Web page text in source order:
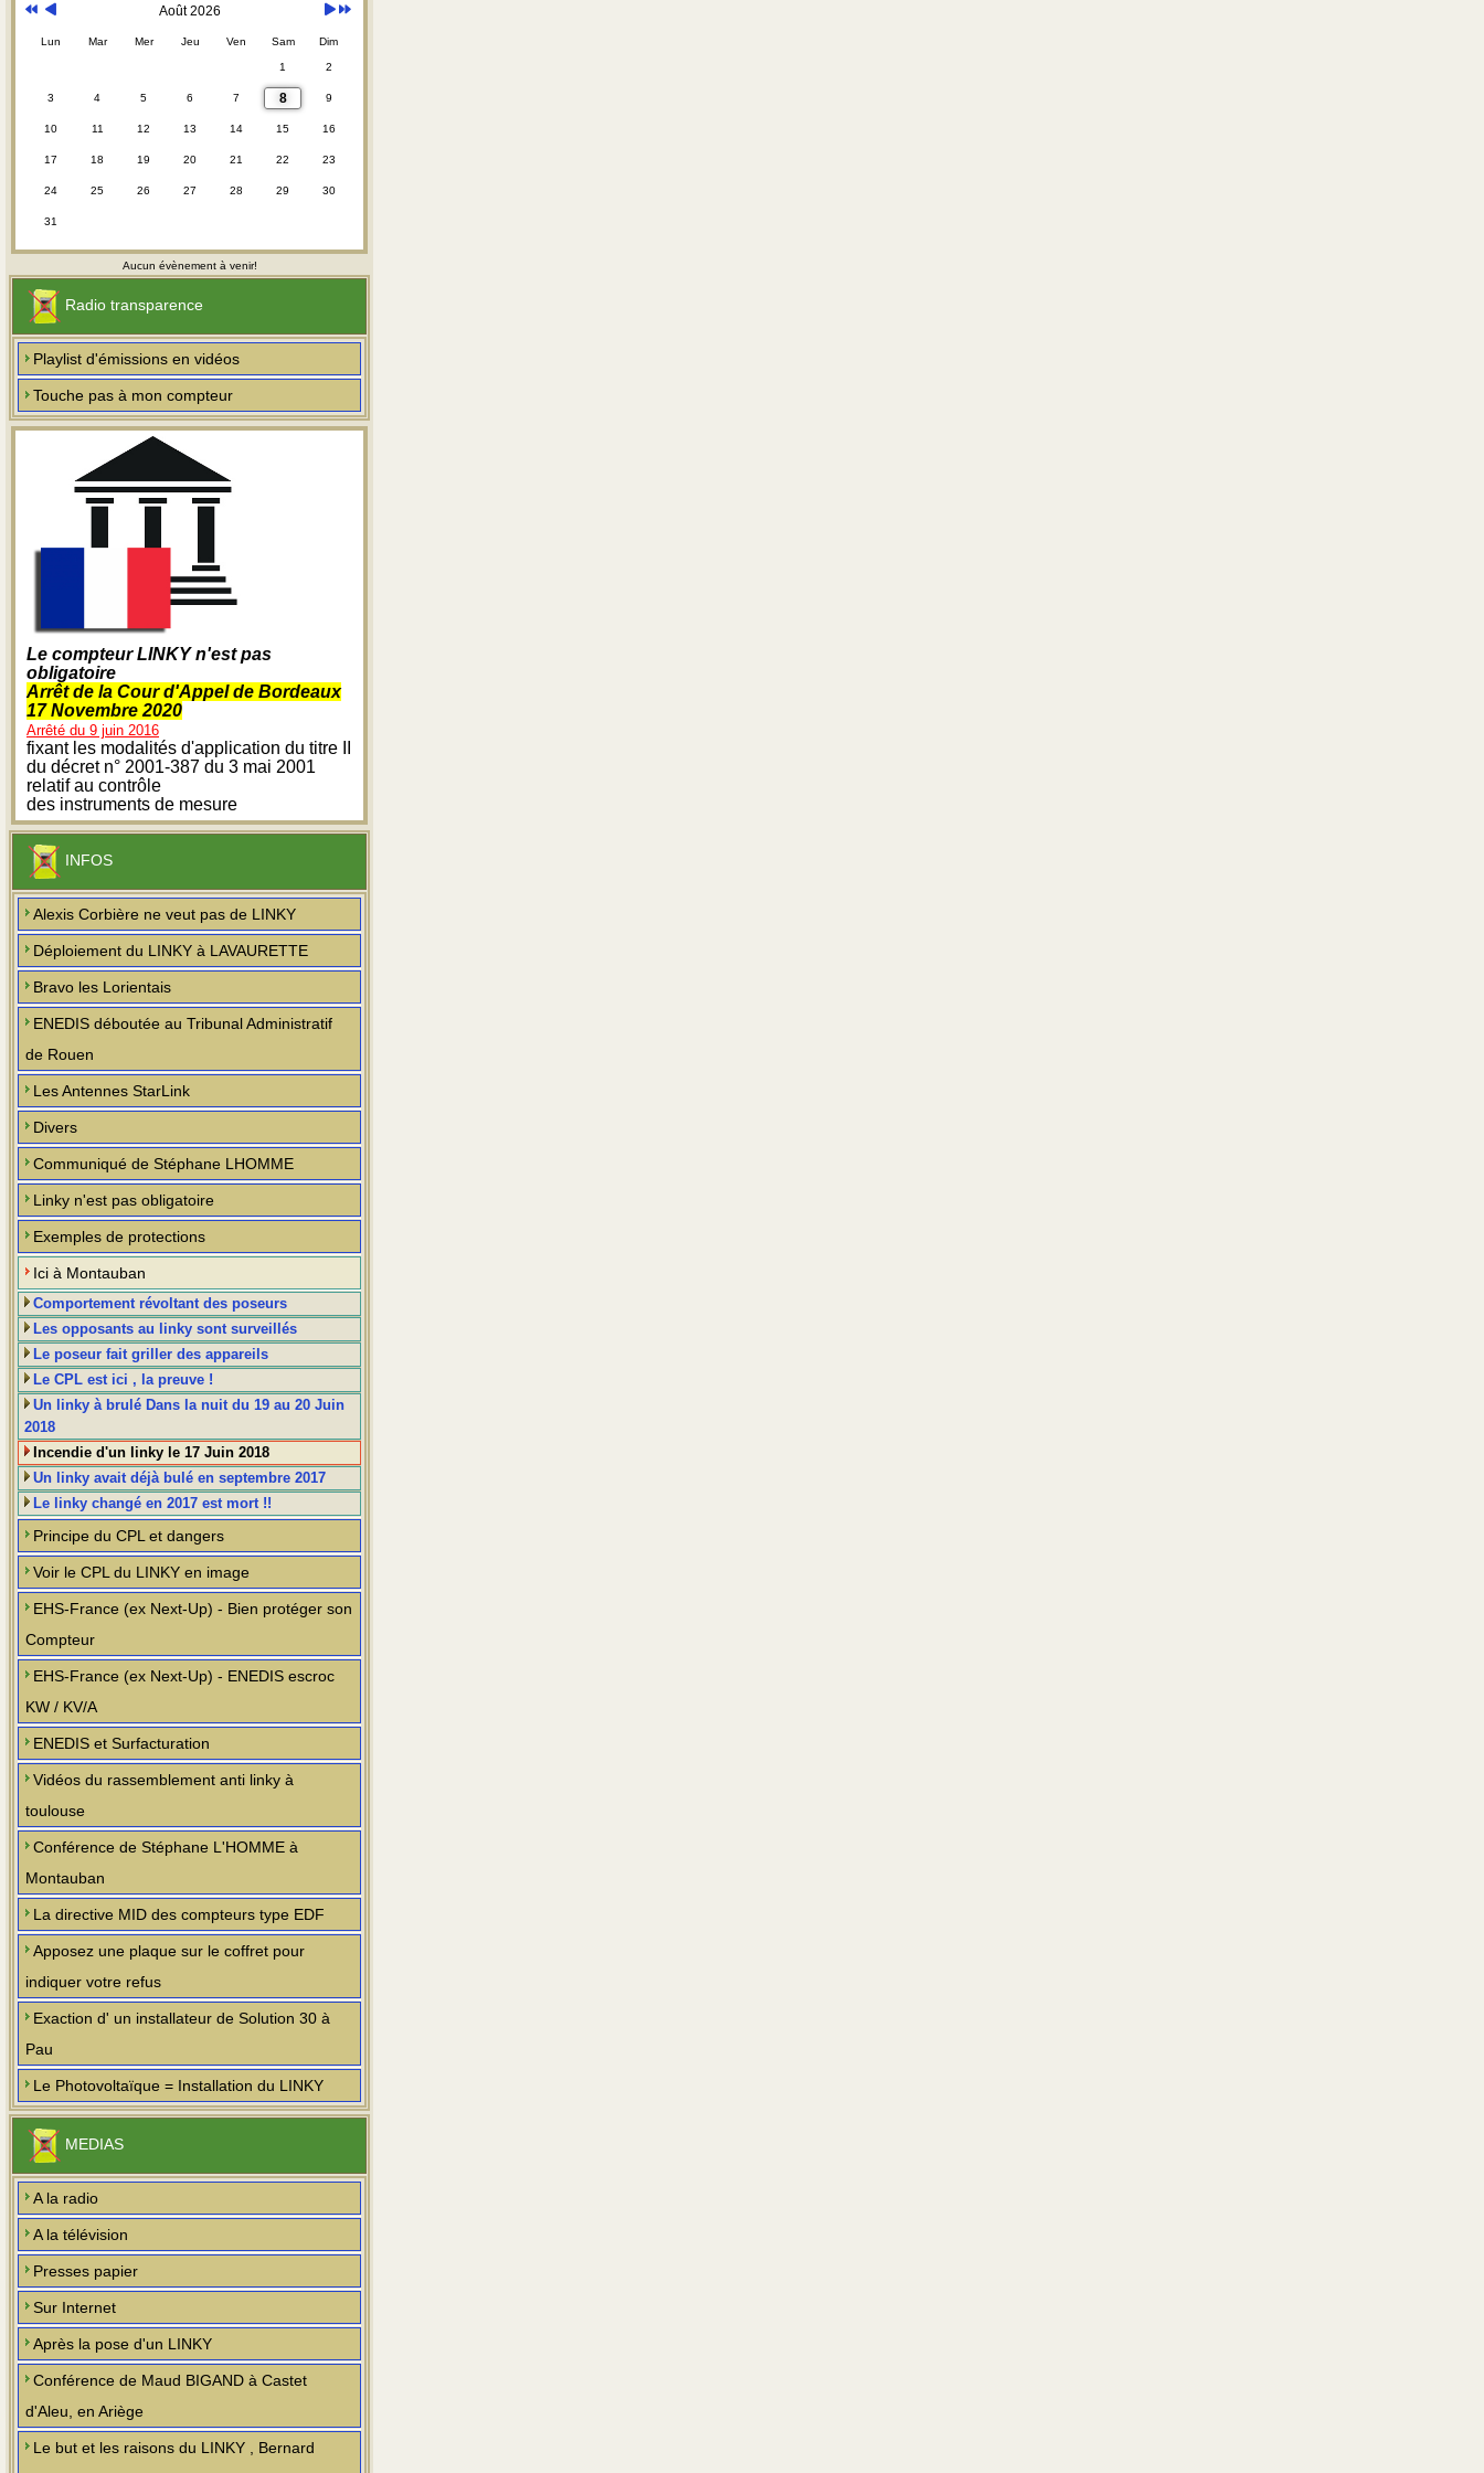
Août 2026
Lun Mar Mer Jeu Ven Sam Dim
1 2
3 4 5 6 7 8 9
10 11 12 13 14 15 16
17 18 19 20 21 22 23
24 25 26 27 28 29 30
31
Aucun évènement à venir!
Radio transparence
Playlist d'émissions en vidéos
Touche pas à mon compteur
Le compteur LINKY n'est pas
obligatoire
Arrêt de la Cour d'Appel de Bordeaux
17 Novembre 2020
Arrêté du 9 juin 2016
fixant les modalités d'application du titre II
du décret n° 2001-387 du 3 mai 2001
relatif au contrôle
des instruments de mesure
INFOS
Alexis Corbière ne veut pas de LINKY
Déploiement du LINKY à LAVAURETTE
Bravo les Lorientais
ENEDIS déboutée au Tribunal Administratif
de Rouen
Les Antennes StarLink
Divers
Communiqué de Stéphane LHOMME
Linky n'est pas obligatoire
Exemples de protections
Ici à Montauban
Comportement révoltant des poseurs
Les opposants au linky sont surveillés
Le poseur fait griller des appareils
Le CPL est ici , la preuve !
Un linky à brulé Dans la nuit du 19 au 20 Juin
2018
Incendie d'un linky le 17 Juin 2018
Un linky avait déjà bulé en septembre 2017
Le linky changé en 2017 est mort !!
Principe du CPL et dangers
Voir le CPL du LINKY en image
EHS-France (ex Next-Up) - Bien protéger son
Compteur
EHS-France (ex Next-Up) - ENEDIS escroc
KW / KV/A
ENEDIS et Surfacturation
Vidéos du rassemblement anti linky à
toulouse
Conférence de Stéphane L'HOMME à
Montauban
La directive MID des compteurs type EDF
Apposez une plaque sur le coffret pour
indiquer votre refus
Exaction d' un installateur de Solution 30 à
Pau
Le Photovoltaïque = Installation du LINKY
MEDIAS
A la radio
A la télévision
Presses papier
Sur Internet
Après la pose d'un LINKY
Conférence de Maud BIGAND à Castet
d'Aleu, en Ariège
Le but et les raisons du LINKY , Bernard